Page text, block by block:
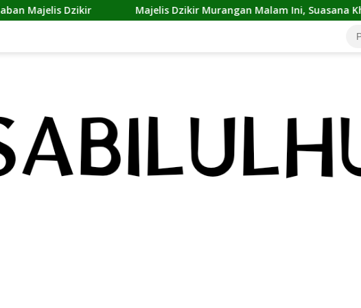
Majelis Dzikir Murangan Malam Ini, Suasana Khusyuk Terasa